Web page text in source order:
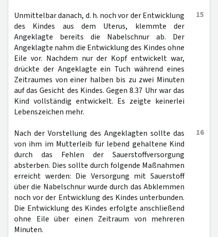
15
Unmittelbar danach, d. h. noch vor der Entwicklung
des Kindes aus dem Uterus, klemmte der
Angeklagte bereits die Nabelschnur ab. Der
Angeklagte nahm die Entwicklung des Kindes ohne
Eile vor. Nachdem nur der Kopf entwickelt war,
drückte der Angeklagte ein Tuch während eines
Zeitraumes von einer halben bis zu zwei Minuten
auf das Gesicht des Kindes. Gegen 8.37 Uhr war das
Kind vollständig entwickelt. Es zeigte keinerlei
Lebenszeichen mehr.
16
Nach der Vorstellung des Angeklagten sollte das
von ihm im Mutterleib für lebend gehaltene Kind
durch das Fehlen der Sauerstoffversorgung
absterben. Dies sollte durch folgende Maßnahmen
erreicht werden: Die Versorgung mit Sauerstoff
über die Nabelschnur wurde durch das Abklemmen
noch vor der Entwicklung des Kindes unterbunden.
Die Entwicklung des Kindes erfolgte anschließend
ohne Eile über einen Zeitraum von mehreren
Minuten.